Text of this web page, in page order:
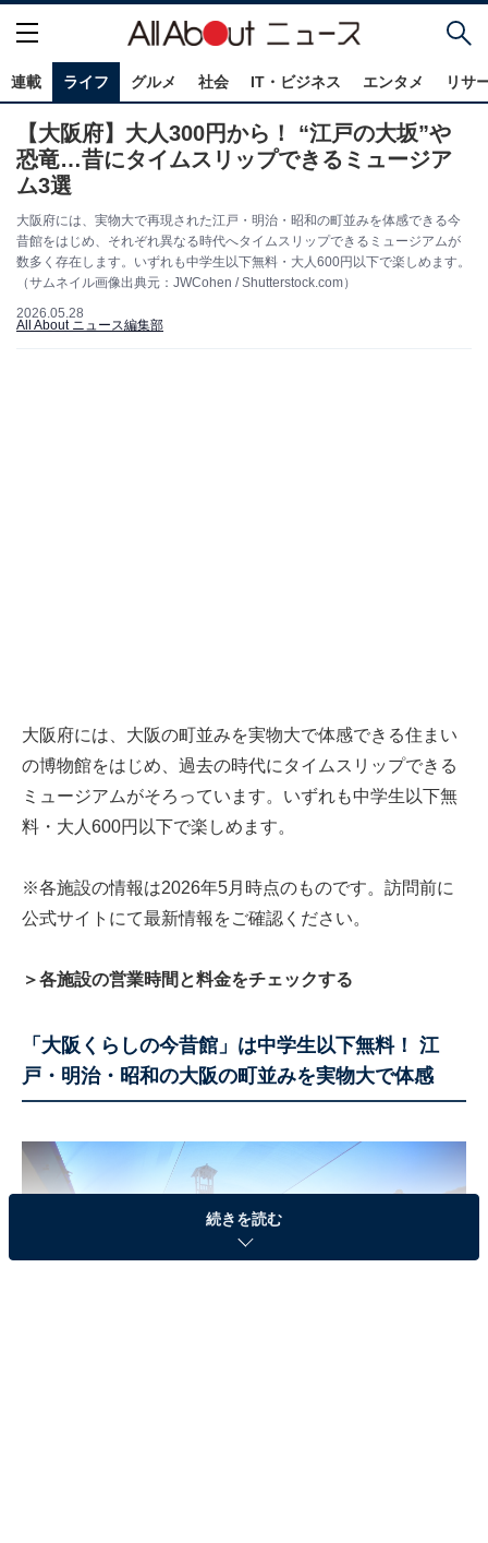
連載 ライフ グルメ 社会 IT・ビジネス エンタメ リサ
【大阪府】大人300円から！ “江戸の大坂”や
恐竜…昔にタイムスリップできるミュージア
ム3選
大阪府には、実物大で再現された江戸・明治・昭和の町並みを体感できる今
昔館をはじめ、それぞれ異なる時代へタイムスリップできるミュージアムが
数多く存在します。いずれも中学生以下無料・大人600円以下で楽しめます。
（サムネイル画像出典元：JWCohen / Shutterstock.com）
2026.05.28
All About ニュース編集部
大阪府には、大阪の町並みを実物大で体感できる住まい
の博物館をはじめ、過去の時代にタイムスリップできる
ミュージアムがそろっています。いずれも中学生以下無
料・大人600円以下で楽しめます。
※各施設の情報は2026年5月時点のものです。訪問前に
公式サイトにて最新情報をご確認ください。
＞各施設の営業時間と料金をチェックする
「大阪くらしの今昔館」は中学生以下無料！ 江
戸・明治・昭和の大阪の町並みを実物大で体感
続きを読む